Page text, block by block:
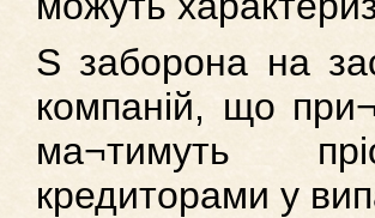
S заборона на
компаній, що
ма¬тимуть
кредиторами у